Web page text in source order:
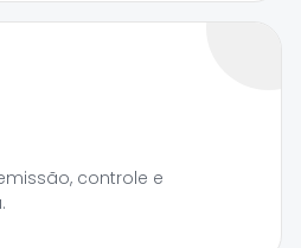
controle e